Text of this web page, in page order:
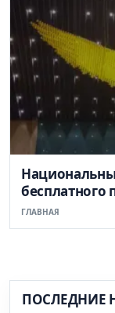
бесплатного
ГЛАВНАЯ
ПОСЛЕДНИЕ